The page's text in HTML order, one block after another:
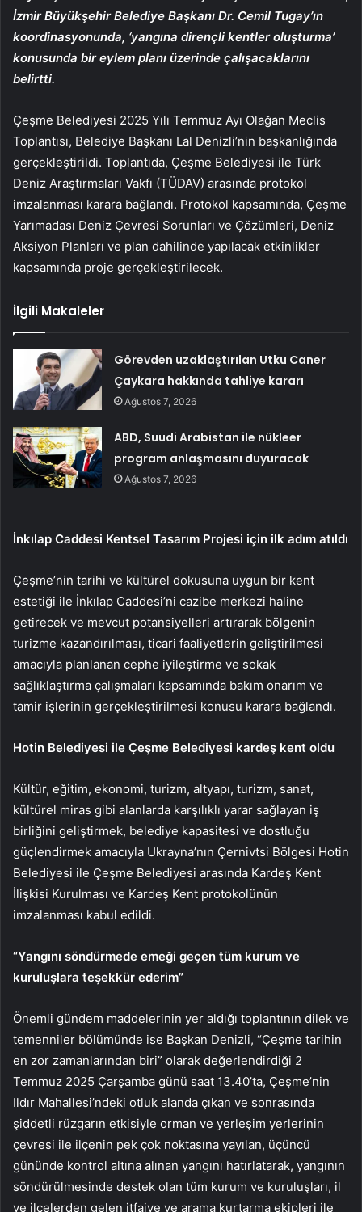
İzmir Büyükşehir Belediye Başkanı Dr. Cemil Tugay’ın
koordinasyonunda, ‘yangına dirençli kentler oluşturma’
konusunda bir eylem planı üzerinde çalışacaklarını
belirtti.
Çeşme Belediyesi 2025 Yılı Temmuz Ayı Olağan Meclis
Toplantısı, Belediye Başkanı Lal Denizli’nin başkanlığında
gerçekleştirildi. Toplantıda, Çeşme Belediyesi ile Türk
Deniz Araştırmaları Vakfı (TÜDAV) arasında protokol
imzalanması karara bağlandı. Protokol kapsamında, Çeşme
Yarımadası Deniz Çevresi Sorunları ve Çözümleri, Deniz
Aksiyon Planları ve plan dahilinde yapılacak etkinlikler
kapsamında proje gerçekleştirilecek.
İlgili Makaleler
Görevden uzaklaştırılan Utku Caner
Çaykara hakkında tahliye kararı
Ağustos 7, 2026
ABD, Suudi Arabistan ile nükleer
program anlaşmasını duyuracak
Ağustos 7, 2026
İnkılap Caddesi Kentsel Tasarım Projesi için ilk adım atıldı
Çeşme’nin tarihi ve kültürel dokusuna uygun bir kent
estetiği ile İnkılap Caddesi’ni cazibe merkezi haline
getirecek ve mevcut potansiyelleri artırarak bölgenin
turizme kazandırılması, ticari faaliyetlerin geliştirilmesi
amacıyla planlanan cephe iyileştirme ve sokak
sağlıklaştırma çalışmaları kapsamında bakım onarım ve
tamir işlerinin gerçekleştirilmesi konusu karara bağlandı.
Hotin Belediyesi ile Çeşme Belediyesi kardeş kent oldu
Kültür, eğitim, ekonomi, turizm, altyapı, turizm, sanat,
kültürel miras gibi alanlarda karşılıklı yarar sağlayan iş
birliğini geliştirmek, belediye kapasitesi ve dostluğu
güçlendirmek amacıyla Ukrayna’nın Çernivtsi Bölgesi Hotin
Belediyesi ile Çeşme Belediyesi arasında Kardeş Kent
İlişkisi Kurulması ve Kardeş Kent protokolünün
imzalanması kabul edildi.
“Yangını söndürmede emeği geçen tüm kurum ve
kuruluşlara teşekkür ederim”
Önemli gündem maddelerinin yer aldığı toplantının dilek ve
temenniler bölümünde ise Başkan Denizli, “Çeşme tarihin
en zor zamanlarından biri” olarak değerlendirdiği 2
Temmuz 2025 Çarşamba günü saat 13.40’ta, Çeşme’nin
Ildır Mahallesi’ndeki otluk alanda çıkan ve sonrasında
şiddetli rüzgarın etkisiyle orman ve yerleşim yerlerinin
çevresi ile ilçenin pek çok noktasına yayılan, üçüncü
gününde kontrol altına alınan yangını hatırlatarak, yangının
söndürülmesinde destek olan tüm kurum ve kuruluşları, il
ve ilçelerden gelen itfaiye ve arama kurtarma ekipleri ile